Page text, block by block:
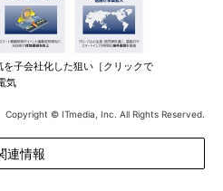
子会社化した狙い［クリックで
気
Copyright © ITmedia, Inc. All Rights Reserved.
連情報